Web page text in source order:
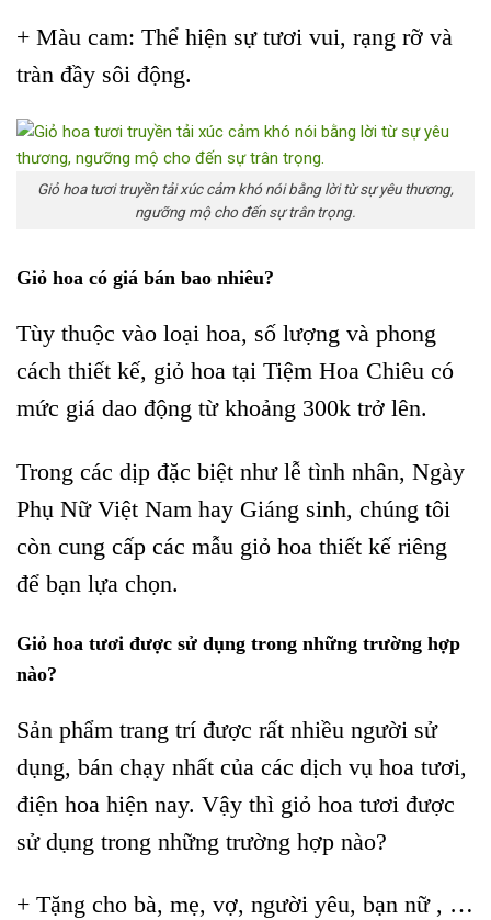
+ Màu cam: Thể hiện sự tươi vui, rạng rỡ và
tràn đầy sôi động.
Giỏ hoa tươi truyền tải xúc cảm khó nói bằng lời từ sự yêu thương,
ngưỡng mộ cho đến sự trân trọng.
Giỏ hoa có giá bán bao nhiêu?
Tùy thuộc vào loại hoa, số lượng và phong
cách thiết kế, giỏ hoa tại Tiệm Hoa Chiêu có
mức giá dao động từ khoảng 300k trở lên.
Trong các dịp đặc biệt như lễ tình nhân, Ngày
Phụ Nữ Việt Nam hay Giáng sinh, chúng tôi
còn cung cấp các mẫu giỏ hoa thiết kế riêng
để bạn lựa chọn.
Giỏ hoa tươi được sử dụng trong những trường hợp
nào?
Sản phẩm trang trí được rất nhiều người sử
dụng, bán chạy nhất của các dịch vụ hoa tươi,
điện hoa hiện nay. Vậy thì giỏ hoa tươi được
sử dụng trong những trường hợp nào?
+ Tặng cho bà, mẹ, vợ, người yêu, bạn nữ , …